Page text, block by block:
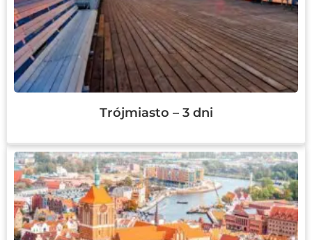
Trójmiasto – 3 dni